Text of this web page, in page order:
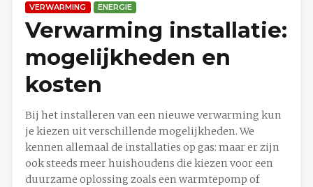
VERWARMING ENERGIE
Verwarming installatie:
mogelijkheden en
kosten
Bij het installeren van een nieuwe verwarming kun
je kiezen uit verschillende mogelijkheden. We
kennen allemaal de installaties op gas: maar er zijn
ook steeds meer huishoudens die kiezen voor een
duurzame oplossing zoals een warmtepomp of